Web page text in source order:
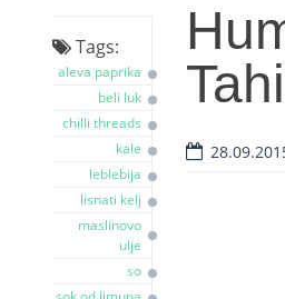
Tags:
aleva paprika
beli luk
chilli threads
kale
leblebija
lisnati kelj
maslinovo
ulje
so